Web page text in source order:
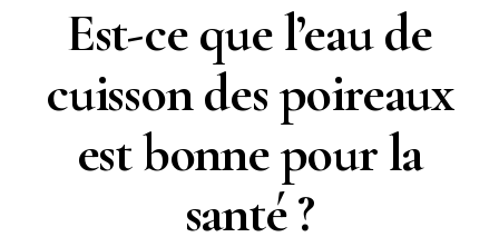
Est-ce que l’eau de
cuisson des poireaux
est bonne pour la
santé ?